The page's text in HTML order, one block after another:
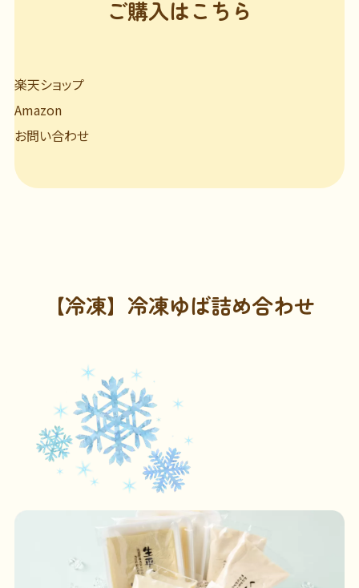
ご購入はこちら
楽天ショップ
Amazon
お問い合わせ
【冷凍】冷凍ゆば詰め合わせ